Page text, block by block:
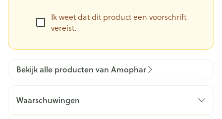
Ik weet dat dit product een voorschrift
vereist.
Bekijk alle producten van Amophar
Waarschuwingen